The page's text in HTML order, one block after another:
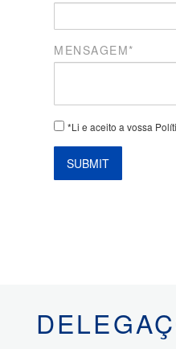
MENSAGEM*
*Li e aceito a vossa
SUBMIT